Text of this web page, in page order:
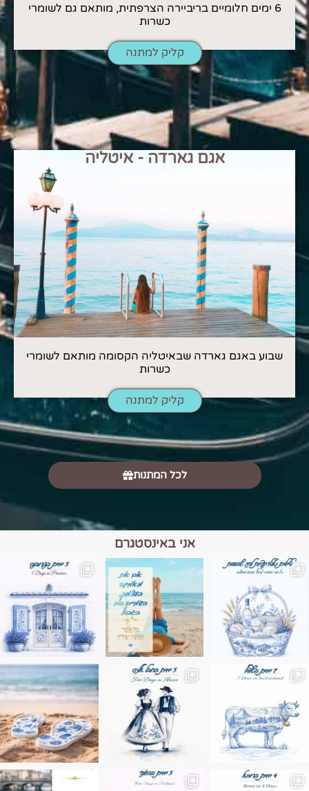
6 ימים חלומיים בריביירה הצרפתית, מותאם גם לשומרי
כשרות
קליק למתנה
אגם גארדה - איטליה
שבוע באגם גארדה שבאיטליה הקסומה מותאם לשומרי
כשרות
קליק למתנה
לכל המתנות
אני באינסטגרם
הם הגבול 💙🩵
בחבל אלזס צרפת
בחופשה שבו הכל נהיה פשוט יותר. החול, הי
Instagram post
Instagram post 17994326828955248